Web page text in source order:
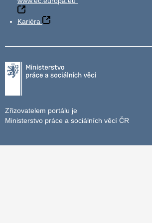
Kariéra
Zřizovatelem portálu je
Ministerstvo práce a sociálních věcí ČR